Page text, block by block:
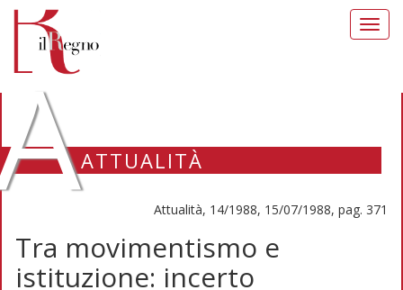
ATTUALITÀ
Attualità, 14/1988, 15/07/1988, pag. 371
Tra movimentismo e
istituzione: incerto